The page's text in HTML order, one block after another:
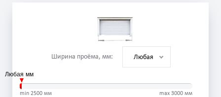
Ширина проёма, мм: Любая
Любая
min 2500 мм max 3000 мм